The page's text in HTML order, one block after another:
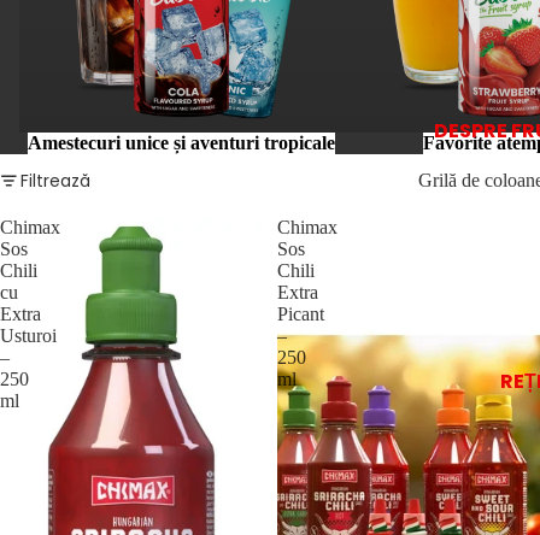
DESPRE
Amestecuri unice și aventuri tropicale Favorite
Filtrează Grilă de
Chimax
Sos
Chili
cu
Extra
Usturoi
–
250
ml
Chimax
Sos
Chili
Extra
Picant
–
250
ml